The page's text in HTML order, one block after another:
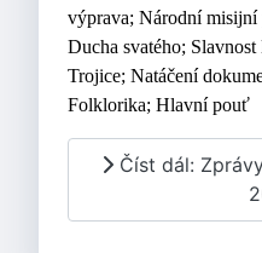
výprava; Národní misijní
Ducha svatého; Slavnost
Trojice; Natáčení
Folklorika; Hlavní pouť
Číst dál: